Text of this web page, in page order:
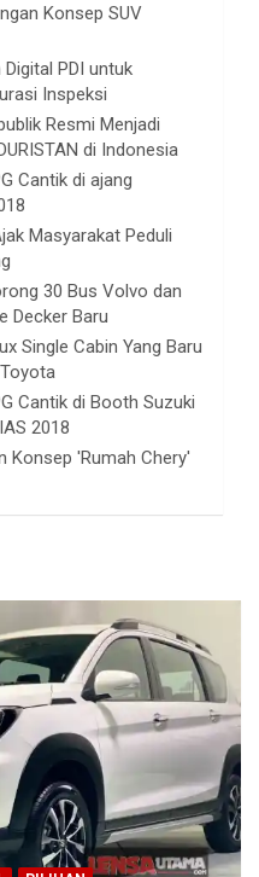
Konsep SUV
PDI untuk
Inspeksi
Resmi Menjadi
di Indonesia
Cantik di ajang
Masyarakat Peduli
30 Bus Volvo dan
Decker Baru
Single Cabin Yang Baru
Cantik di Booth Suzuki
2018
Konsep 'Rumah Chery'